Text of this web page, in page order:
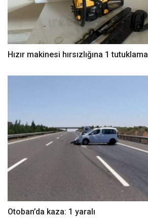
Hızır makinesi hırsızlığına 1 tutuklama
Otoban’da kaza: 1 yaralı